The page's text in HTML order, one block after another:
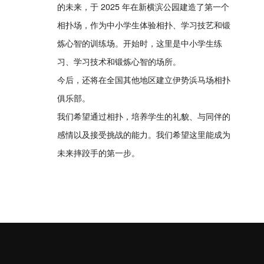
的未来，于 2025 年在新横滨公园建造了第一个
相扑场，作为中小学生体验相扑、学习技艺和锻
炼心智的训练场。开始时，这里是中小学生练
习、学习技术和锻炼心智的场所。
今后，还将在全国其他地区建立伊势浜马场相扑
俱乐部。
我们希望通过相扑，培养学生的礼貌、与同伴的
感情以及接受挑战的能力。我们希望这里能成为
未来摔跤手的第一步。